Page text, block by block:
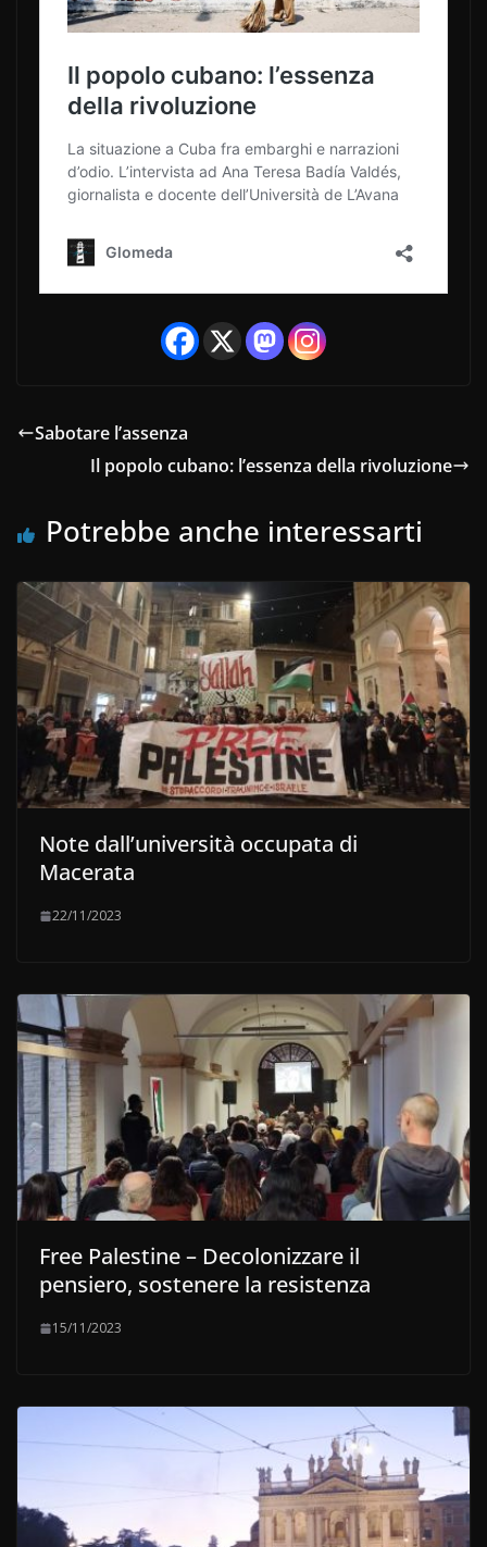
Sabotare l’assenza
Il popolo cubano: l’essenza della rivoluzione
Potrebbe anche interessarti
Note dall’università occupata di
Macerata
22/11/2023
Free Palestine – Decolonizzare il
pensiero, sostenere la resistenza
15/11/2023